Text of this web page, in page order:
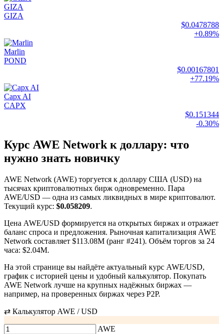
GIZA
GIZA
$0.0478788
+0.89%
Marlin
POND
$0.00167801
+77.19%
Capx AI
CAPX
$0.151344
-0.30%
Курс AWE Network к доллару: что
нужно знать новичку
AWE Network (AWE) торгуется к доллару США (USD) на
тысячах криптовалютных бирж одновременно. Пара
AWE/USD — одна из самых ликвидных в мире криптовалют.
Текущий курс: $0.058209.
Цена AWE/USD формируется на открытых биржах и отражает
баланс спроса и предложения. Рыночная капитализация AWE
Network составляет $113.08M (ранг #241). Объём торгов за 24
часа: $2.04M.
На этой странице вы найдёте актуальный курс AWE/USD,
график с историей цены и удобный калькулятор. Покупать
AWE Network лучше на крупных надёжных биржах —
например, на проверенных биржах через P2P.
⇄ Калькулятор AWE / USD
AWE